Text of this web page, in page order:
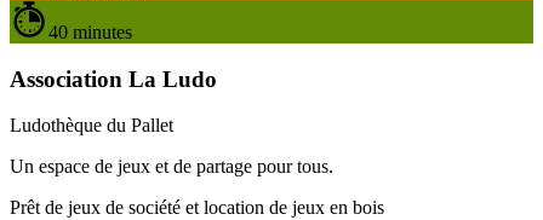
40 minutes
Association La Ludo
Ludothèque du Pallet
Un espace de jeux et de partage pour tous.
Prêt de jeux de société et location de jeux en bois